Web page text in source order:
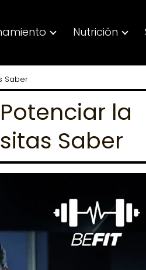
Nutrición
Saber
la
Saber